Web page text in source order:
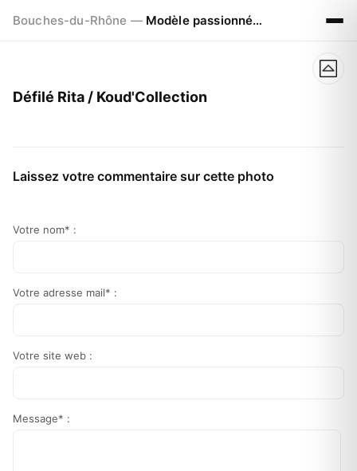
Bouches-du-Rhône — Modèle passionné à La Ciotat (13) et Bordeaux (33)
Défilé Rita / Koud'Collection
Laissez votre commentaire sur cette photo
Votre nom* :
Votre adresse mail* :
Votre site web :
Message* :